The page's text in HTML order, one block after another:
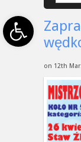
Open toolbar
on 12th